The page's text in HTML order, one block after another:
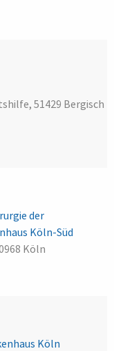
51429 Bergisch
der
Köln-Süd
Köln
Köln